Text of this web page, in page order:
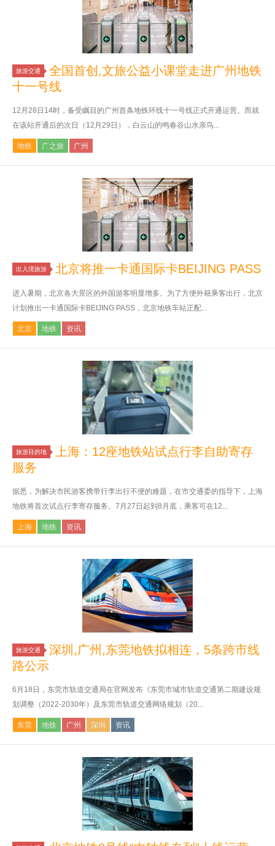
旅游交通
全国首创,文旅公益小课堂走进广州地铁
十一号线
12月28日14时，备受瞩目的广州首条地铁环线十一号线正式开通运营。而就
在该站开通后的次日（12月29日），白云山的鸣春谷山水亲鸟...
地铁 广之旅 广州
出入境旅游 北京将推一卡通国际卡BEIJING PASS
进入暑期，北京各大景区的外国游客明显增多。为了方便外籍乘客出行，北京
计划推出一卡通国际卡BEIJING PASS，北京地铁车站正配...
北京 地铁 资讯
旅游目的地
上海：12座地铁站试点行李自助寄存
服务
据悉，为解决市民游客携带行李出行不便的难题，在市交通委的指导下，上海
地铁将首次试点行李寄存服务。7月27日起到8月底，乘客可在12...
上海 地铁 资讯
旅游交通
深圳,广州,东莞地铁拟相连，5条跨市线
路公示
6月18日，东莞市轨道交通局在官网发布《东莞市城市轨道交通第二期建设规
划调整（2022-2030年）及东莞市轨道交通网络规划（20...
东莞 地铁 广州 深圳 资讯